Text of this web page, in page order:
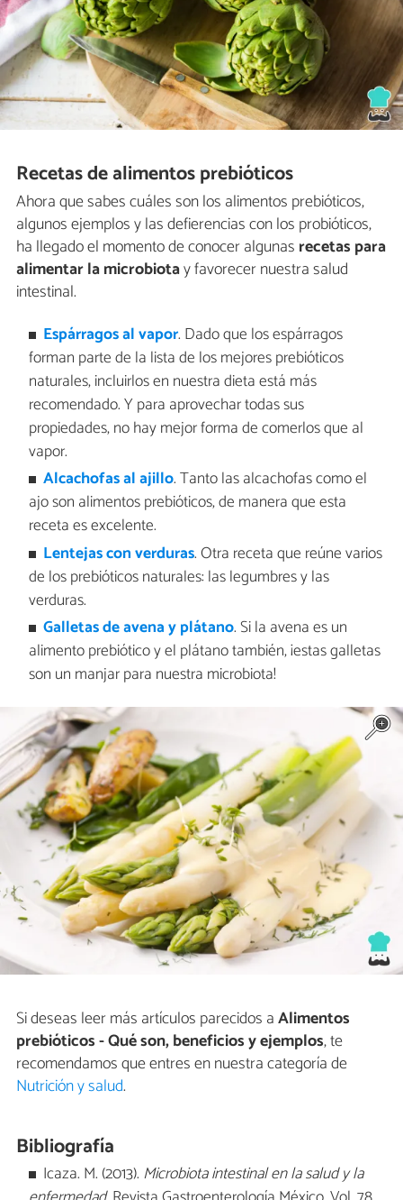
Recetas de alimentos prebióticos
Ahora que sabes cuáles son los alimentos prebióticos,
algunos ejemplos y las defierencias con los probióticos,
ha llegado el momento de conocer algunas recetas para
alimentar la microbiotay favorecer nuestra salud
intestinal.
Espárragos al vapor. Dado que los espárragos
forman parte de la lista de los mejores prebióticos
naturales, incluirlos en nuestra dieta está más
recomendado. Y para aprovechar todas sus
propiedades, no hay mejor forma de comerlos que al
vapor.
Alcachofas al ajillo. Tanto las alcachofas como el
ajo son alimentos prebióticos, de manera que esta
receta es excelente.
Lentejas con verduras. Otra receta que reúne varios
de los prebióticos naturales: las legumbres y las
verduras.
Galletas de avena y plátano. Si la avena es un
alimento prebiótico y el plátano también, ¡estas galletas
son un manjar para nuestra microbiota!
Si deseas leer más artículos parecidos aAlimentos
prebióticos - Qué son, beneficios y ejemplos, te
recomendamos que entres en nuestra categoría de
Nutrición y salud.
Bibliografía
Icaza. M. (2013). Microbiota intestinal en la salud y la